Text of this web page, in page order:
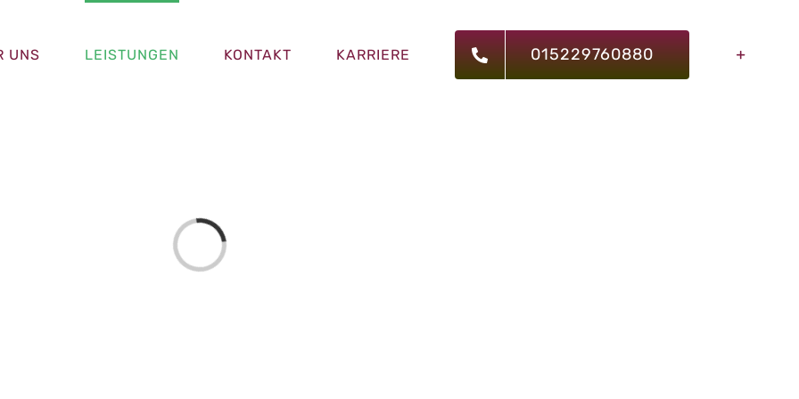
UNS LEISTUNGEN KONTAKT KARRIERE 015229760880
Laden...